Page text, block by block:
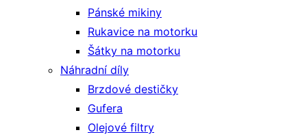
Pánské mikiny
Rukavice na motorku
Šátky na motorku
Náhradní díly
Brzdové destičky
Gufera
Olejové filtry